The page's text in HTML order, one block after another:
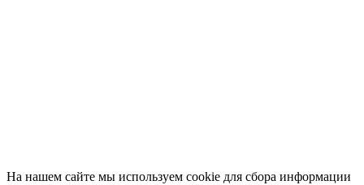
На нашем сайте мы используем cookie для сбора информации